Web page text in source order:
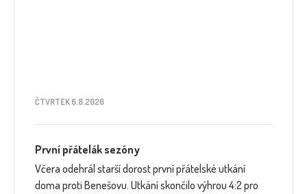
ČTVRTEK 6.8.2026
První přátelák sezóny
Včera odehrál starší dorost první přátelské utkání
doma proti Benešovu. Utkání skončilo výhrou 4:2 pro